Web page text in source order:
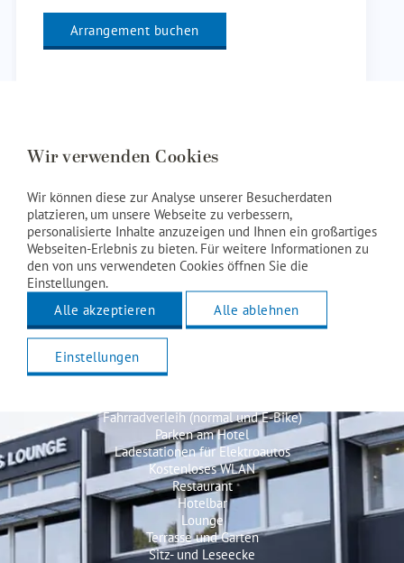
Arrangement buchen
Hotelausstattung
Fahrradverleih (normal und E-Bike)
Parken am Hotel
Ladestationen für Elektroautos
Kostenloses WLAN
Restaurant
Hotelbar
Lounge
Terrasse und Garten
Sitz- und Leseecke
Wir verwenden Cookies
Wir können diese zur Analyse unserer Besucherdaten
platzieren, um unsere Webseite zu verbessern,
personalisierte Inhalte anzuzeigen und Ihnen ein großartiges
Webseiten-Erlebnis zu bieten. Für weitere Informationen zu
den von uns verwendeten Cookies öffnen Sie die
Einstellungen.
Alle akzeptieren
Alle ablehnen
Einstellungen